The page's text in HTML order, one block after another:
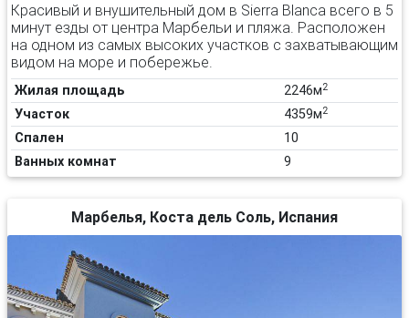
Красивый и внушительный дом в Sierra Blanca всего в 5
минут езды от центра Марбельи и пляжа. Расположен
на одном из самых высоких участков с захватывающим
видом на море и побережье.
Жилая площадь 2246м2
Участок 4359м2
Спален
10
Ванных комнат
9
Марбелья, Коста дель Соль, Испания